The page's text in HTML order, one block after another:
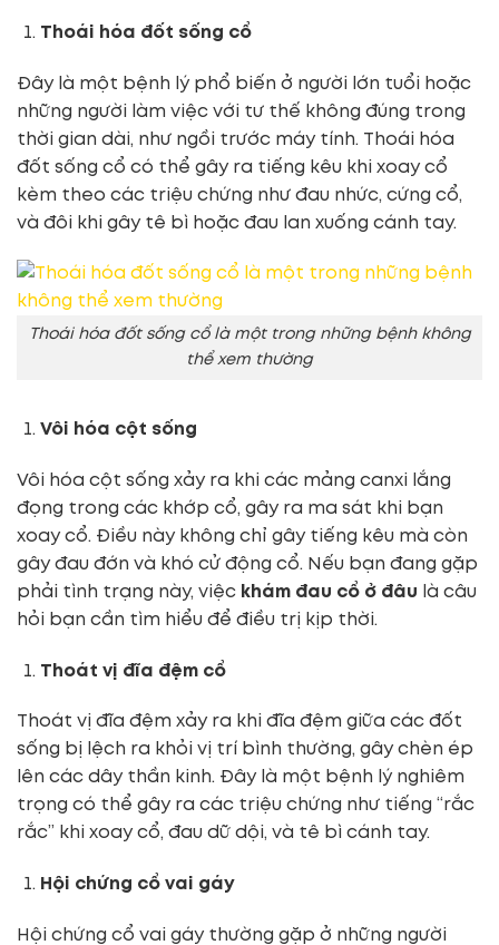
Thoái hóa đốt sống cổ
Đây là một bệnh lý phổ biến ở người lớn tuổi hoặc
những người làm việc với tư thế không đúng trong
thời gian dài, như ngồi trước máy tính. Thoái hóa
đốt sống cổ có thể gây ra tiếng kêu khi xoay cổ
kèm theo các triệu chứng như đau nhức, cứng cổ,
và đôi khi gây tê bì hoặc đau lan xuống cánh tay.
Thoái hóa đốt sống cổ là một trong những bệnh không
thể xem thường
Vôi hóa cột sống
Vôi hóa cột sống xảy ra khi các mảng canxi lắng
đọng trong các khớp cổ, gây ra ma sát khi bạn
xoay cổ. Điều này không chỉ gây tiếng kêu mà còn
gây đau đớn và khó cử động cổ. Nếu bạn đang gặp
phải tình trạng này, việc khám đau cổ ở đâu là câu
hỏi bạn cần tìm hiểu để điều trị kịp thời.
Thoát vị đĩa đệm cổ
Thoát vị đĩa đệm xảy ra khi đĩa đệm giữa các đốt
sống bị lệch ra khỏi vị trí bình thường, gây chèn ép
lên các dây thần kinh. Đây là một bệnh lý nghiêm
trọng có thể gây ra các triệu chứng như tiếng “rắc
rắc” khi xoay cổ, đau dữ dội, và tê bì cánh tay.
Hội chứng cổ vai gáy
Hội chứng cổ vai gáy thường gặp ở những người